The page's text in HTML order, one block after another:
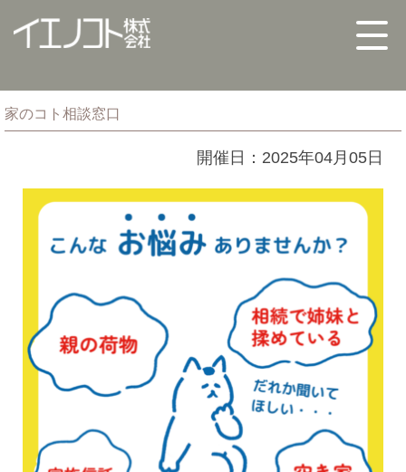
家のコト相談窓口
開催日：2025年04月05日